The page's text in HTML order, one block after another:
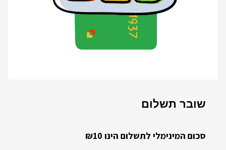
שובר תשלום
סכום המינימלי לתשלום הינו ₪10